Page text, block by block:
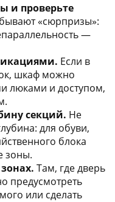
и проверьте
«сюрпризы»:
—
Если в
шкаф можно
люками и доступом,
секций. Не
для обуви,
блока
зоны.
Там, где дверь
предусмотреть
или сделать